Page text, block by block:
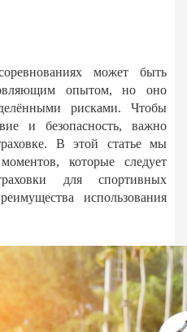
может быть
опытом, но оно
рисками. Чтобы
и безопасность, важно
В этой статье мы
которые следует
для спортивных
использования